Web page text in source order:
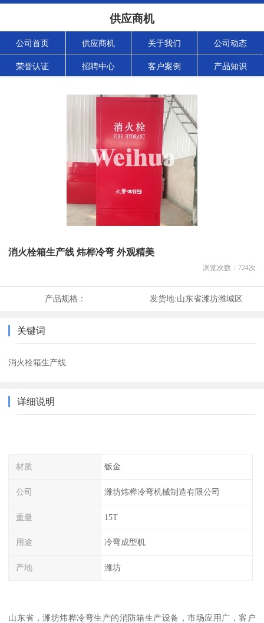
供应商机
公司首页 供应商机 关于我们 公司动态
荣誉认证 招聘中心 客户案例 产品知识
消火栓箱生产线 炜桦冷弯 外观精美
浏览次数： 724次
产品规格： 发货地:山东省潍坊潍城区
关键词
消火栓箱生产线
详细说明
材质 钣金
公司 潍坊炜桦冷弯机械制造有限公司
重量 15T
用途 冷弯成型机
产地 潍坊
山东省，潍坊炜桦冷弯生产的消防箱生产设备，市场应用广，客户